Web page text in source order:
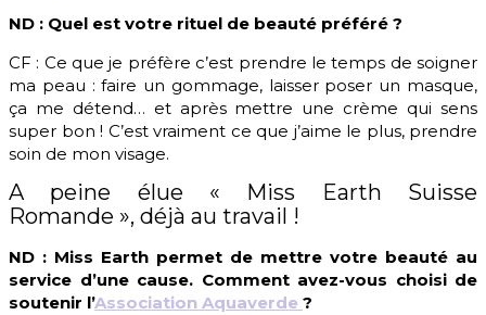
ND : Quel est votre rituel de beauté préféré ?
CF : Ce que je préfère c’est prendre le temps de soigner
ma peau : faire un gommage, laisser poser un masque,
ça me détend… et après mettre une crème qui sens
super bon ! C’est vraiment ce que j’aime le plus, prendre
soin de mon visage.
A peine élue « Miss Earth Suisse
Romande », déjà au travail !
ND : Miss Earth permet de mettre votre beauté au
service d’une cause. Comment avez-vous choisi de
soutenir l’Association Aquaverde ?